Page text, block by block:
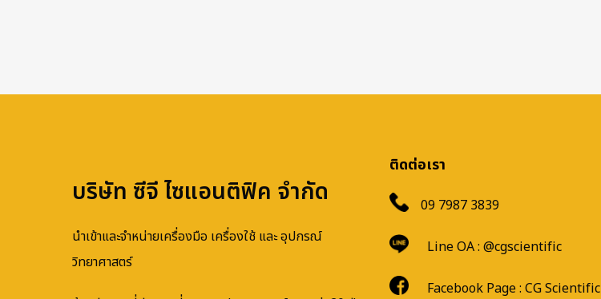
บริษัท ซีจี ไซแอนติฟิค จำกัด
นำเข้าและจำหน่ายเครื่องมือ เครื่องใช้ และ อุปกรณ์
วิทยาศาสตร์
ติดต่อเรา
09 7987 3839
Line OA : @cgscientific
Facebook Page : CG Scientific